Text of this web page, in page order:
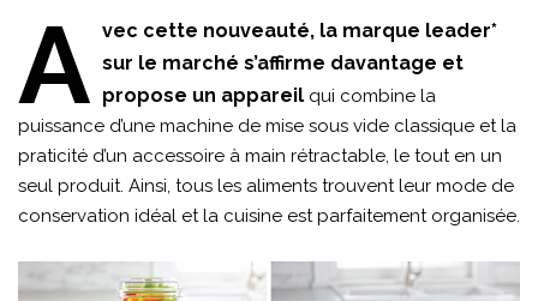
A vec cette nouveauté, la marque leader*
sur le marché s’affirme davantage et
propose un appareil qui combine la
puissance d’une machine de mise sous vide classique et la
praticité d’un accessoire à main rétractable, le tout en un
seul produit. Ainsi, tous les aliments trouvent leur mode de
conservation idéal et la cuisine est parfaitement organisée.